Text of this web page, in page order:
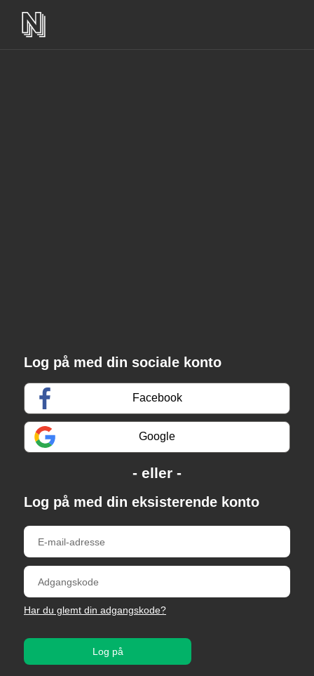
Log på med din sociale konto
Facebook
Google
Log på med din eksisterende konto
Har du glemt din adgangskode?
Log på